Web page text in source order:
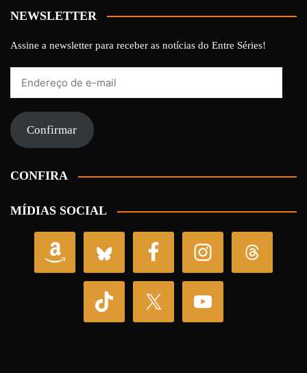
NEWSLETTER
Assine a newsletter para receber as notícias do Entre Séries!
mail Confirmar
CONFIRA
MÍDIAS SOCIAL